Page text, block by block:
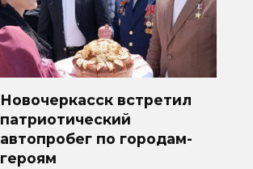
Новочеркасск встретил
патриотический
автопробег по городам-
героям